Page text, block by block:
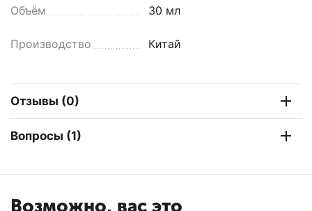
Объём 30 мл
Производство Китай
Отзывы (0)
Вопросы (1)
Возможно, вас это